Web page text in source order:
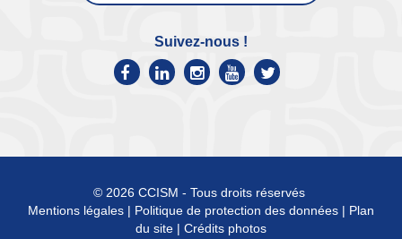
Suivez-nous !
© 2026 CCISM - Tous droits réservés
Mentions légales | Politique de protection des données | Plan
du site | Crédits photos